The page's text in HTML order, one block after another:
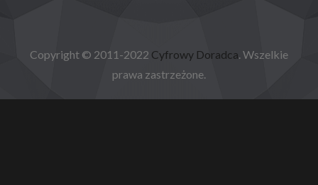
Copyright © 2011-2022 Cyfrowy Doradca. Wszelkie
prawa zastrzeżone.